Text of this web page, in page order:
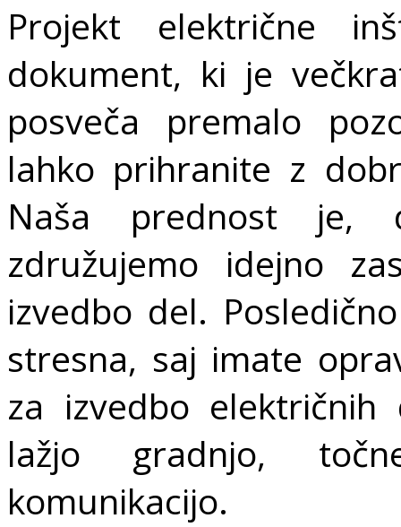
Projekt električne
dokument, ki je
posveča premalo
lahko prihranite z
Naša prednost je,
združujemo idejno
izvedbo del.
stresna, saj imate
za izvedbo
lažjo gradnjo,
komunikacijo.